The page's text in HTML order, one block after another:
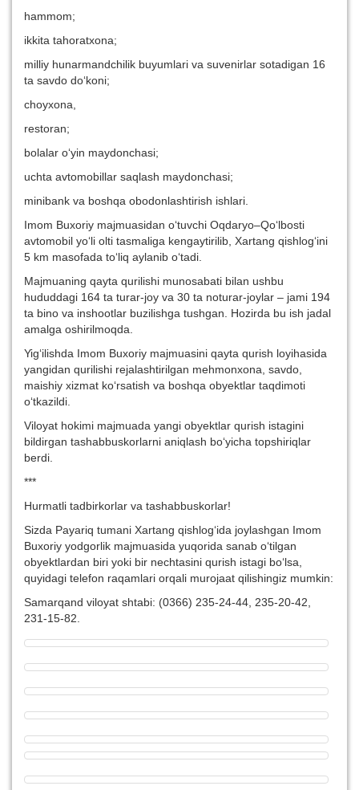
hammom;
ikkita tahoratxona;
milliy hunarmandchilik buyumlari va suvenirlar sotadigan 16
ta savdo do‘koni;
choyxona,
restoran;
bolalar o‘yin maydonchasi;
uchta avtomobillar saqlash maydonchasi;
minibank va boshqa obodonlashtirish ishlari.
Imom Buxoriy majmuasidan o‘tuvchi Oqdaryo–Qo‘lbosti
avtomobil yo‘li olti tasmaliga kengaytirilib, Xartang qishlog‘ini
5 km masofada to‘liq aylanib o‘tadi.
Majmuaning qayta qurilishi munosabati bilan ushbu
hududdagi 164 ta turar-joy va 30 ta noturar-joylar – jami 194
ta bino va inshootlar buzilishga tushgan. Hozirda bu ish jadal
amalga oshirilmoqda.
Yig‘ilishda Imom Buxoriy majmuasini qayta qurish loyihasida
yangidan qurilishi rejalashtirilgan mehmonxona, savdo,
maishiy xizmat ko‘rsatish va boshqa obyektlar taqdimoti
o‘tkazildi.
Viloyat hokimi majmuada yangi obyektlar qurish istagini
bildirgan tashabbuskorlarni aniqlash bo‘yicha topshiriqlar
berdi.
***
Hurmatli tadbirkorlar va tashabbuskorlar!
Sizda Payariq tumani Xartang qishlog‘ida joylashgan Imom
Buxoriy yodgorlik majmuasida yuqorida sanab o‘tilgan
obyektlardan biri yoki bir nechtasini qurish istagi bo‘lsa,
quyidagi telefon raqamlari orqali murojaat qilishingiz mumkin:
Samarqand viloyat shtabi: (0366) 235-24-44, 235-20-42,
231-15-82.